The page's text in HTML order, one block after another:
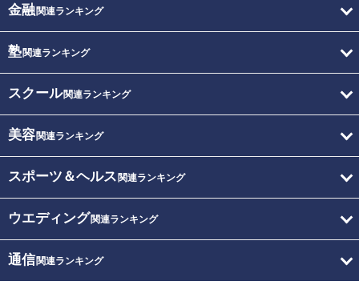
金融関連ランキング
塾関連ランキング
スクール関連ランキング
美容関連ランキング
スポーツ＆ヘルス 関連ランキング
ウエディング関連ランキング
通信関連ランキング